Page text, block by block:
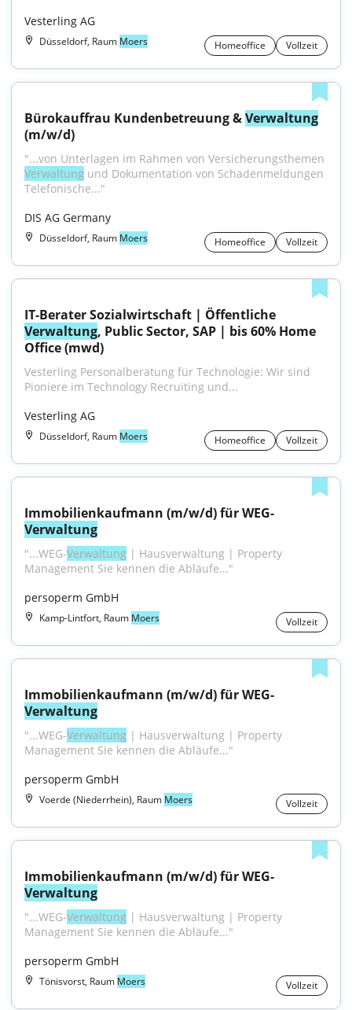
Vesterling AG
Düsseldorf, Raum Moers Homeoffice Vollzeit
Bürokauffrau Kundenbetreuung & Verwaltung
(m/w/d)
Verwaltung und Dokumentation von Schadenmeldungen
Telefonische..."
DIS AG Germany
Düsseldorf, Raum Moers Homeoffice Vollzeit
Verwaltung, Public Sector, SAP | bis 60% Home
Office (mwd)
Vesterling Personalberatung für Technologie: Wir sind
Pioniere im Technology Recruiting und...
Vesterling AG
Düsseldorf, Raum Moers Homeoffice Vollzeit
Immobilienkaufmann (m/w/d) für WEG-
Verwaltung
"...WEG-Verwaltung | Hausverwaltung | Property
Management Sie kennen die Abläufe..."
persoperm GmbH
Kamp-Lintfort, Raum Moers Vollzeit
Immobilienkaufmann (m/w/d) für WEG-
Verwaltung
"...WEG-Verwaltung | Hausverwaltung | Property
Management Sie kennen die Abläufe..."
persoperm GmbH
Voerde (Niederrhein), Raum Moers Vollzeit
Immobilienkaufmann (m/w/d) für WEG-
Verwaltung
"...WEG-Verwaltung | Hausverwaltung | Property
Management Sie kennen die Abläufe..."
persoperm GmbH
Tönisvorst, Raum Moers Vollzeit